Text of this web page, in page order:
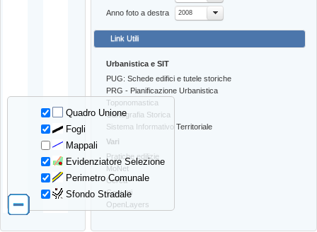
Anno foto a destra 2008
Link Utili
Urbanistica e SIT
PUG: Schede edifici e tutele storiche
PRG - Pianificazione Urbanistica
Toponomastica
Cartografia Storica
Sistema Informativo Territoriale
Vari
Pratiche edilizie
MoNet
Cerca
Contatti
OpenLayers
Quadro Unione
Fogli
Mappali
Evidenziatore Selezione
Perimetro Comunale
Sfondo Stradale